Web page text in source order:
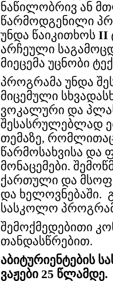
ნაწილობრივ ან
წარმოდგენილი
უნდა წაიკითხოს II
არჩეული
მიეცემა უცნობი
პროგრამა უნდა
მიცემული
ვოკალური და
შესასრულებლად
თემაზე, რომლითაც
წარმოსახვისა და
მონაცემები.
ქართული და
და ხელოვნებაში.
სასკოლო
შემოქმედებითი
თანდასწრებით.
აბიტურიენტების
ვაჟები 25 წლამდე.